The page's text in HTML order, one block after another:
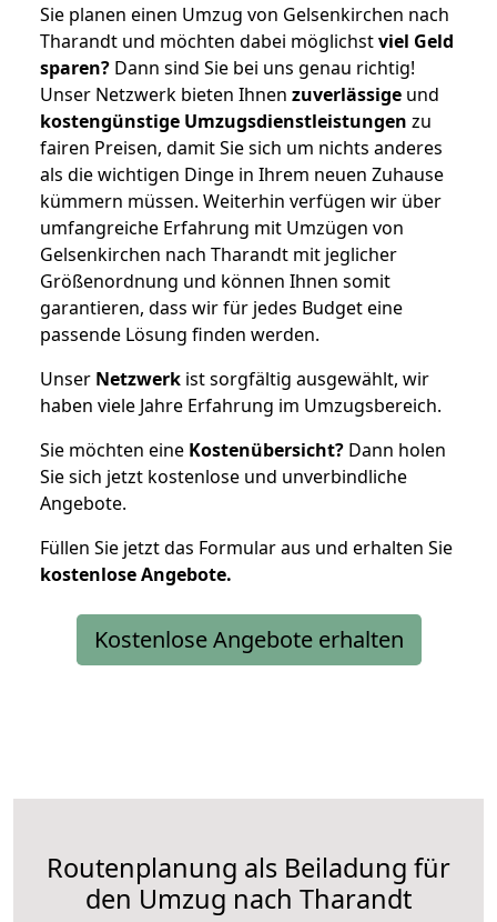
Sie planen einen Umzug von Gelsenkirchen nach
Tharandt und möchten dabei möglichstviel Geld
sparen? Dann sind Sie bei uns genau richtig!
Unser Netzwerk bieten Ihnen zuverlässige und
kostengünstige Umzugsdienstleistungen zu
fairen Preisen, damit Sie sich um nichts anderes
als die wichtigen Dinge in Ihrem neuen Zuhause
kümmern müssen. Weiterhin verfügen wir über
umfangreiche Erfahrung mit Umzügen von
Gelsenkirchen nach Tharandt mit jeglicher
Größenordnung und können Ihnen somit
garantieren, dass wir für jedes Budget eine
passende Lösung finden werden.
Unser Netzwerk ist sorgfältig ausgewählt, wir
haben viele Jahre Erfahrung im Umzugsbereich.
Sie möchten eine Kostenübersicht? Dann holen
Sie sich jetzt kostenlose und unverbindliche
Angebote.
Füllen Sie jetzt das Formular aus und erhalten Sie
kostenloseAngebote.
Kostenlose Angebote erhalten
Routenplanung als Beiladung für
den Umzug nach Tharandt